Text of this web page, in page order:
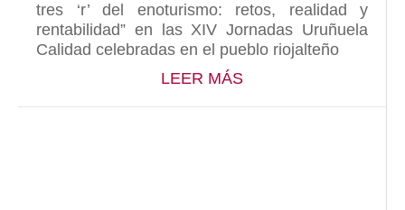
tres ‘r’ del enoturismo: retos, realidad y
rentabilidad” en las XIV Jornadas Uruñuela
Calidad celebradas en el pueblo riojalteño
LEER MÁSABOUT JUAN